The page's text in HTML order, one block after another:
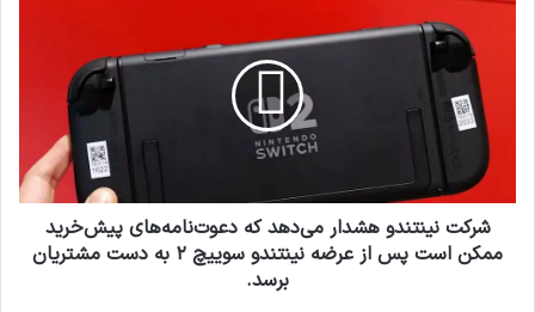
هشدار
می‌دهد
دعوت‌نامه‌های
پیش‌خرید
ممکن
است
شرکت نینتندو هشدار می‌دهد که دعوت‌نامه‌های پیش‌خرید
ممکن است پس از عرضه نینتندو سوییچ ۲ به دست مشتریان
برسد.